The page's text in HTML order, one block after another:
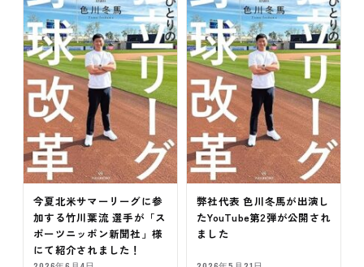
今夏北米サマーリーグに参
加する竹川葉流 選手が「ス
ポーツニッポン新聞社」様
にて紹介されました！
弊社代表 色川冬馬が出演し
たYouTube第2弾が公開され
ました